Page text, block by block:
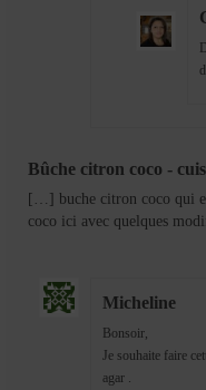
Bûche citron coco -
[…] buche citron coco qui
coco ici avec quelques
Micheline
Bonsoir,
Je souhaite faire
agar .